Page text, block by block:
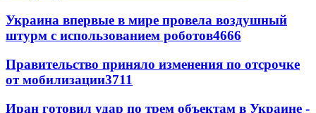
Украина впервые в мире провела воздушный
штурм с использованием роботов4666
Правительство приняло изменения по отсрочке
от мобилизации3711
Иран готовил удар по трем объектам в Украине -